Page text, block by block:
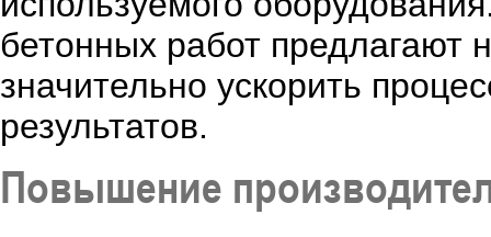
бетонных работ предлагают
значительно ускорить
результатов.
Повышение